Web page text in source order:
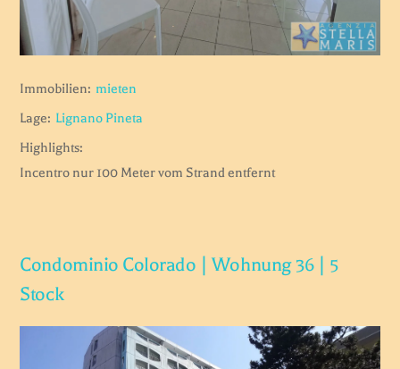
Immobilien: mieten
Lage: Lignano Pineta
Highlights:
Incentro nur 100 Meter vom Strand entfernt
Condominio Colorado | Wohnung 36 | 5
Stock